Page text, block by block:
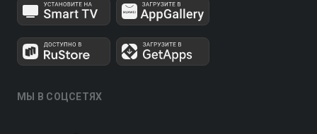
МЫ В СОЦСЕТЯХ